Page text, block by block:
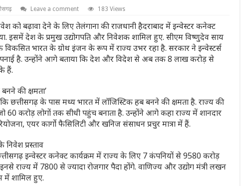
Leave a comment 183 Views
को बढ़ावा देने के लिए तेलंगाना की राजधानी हैदराबाद में इन्वेस्टर कनेक्ट
इसमें देश के प्रमुख उद्योगपति और निवेशक शामिल हुए. सीएम विष्णुदेव साय
भारत के ग्रोथ इंजन के रूप में राज्य उभर रहा है. सरकार ने इन्वेस्टर्स
है. उन्होंने आगे बताया कि देश और विदेश से अब तक 8 लाख करोड़ से
हैं.
की क्षमता’
छत्तीसगढ़ के पास मध्य भारत में लॉजिस्टिक हब बनने की क्षमता है. राज्य की
60 करोड़ लोगों तक सीधी पहुंच बनाता है. उन्होंने आगे कहा राज्य में शानदार
एयर कार्गो फैसिलिटी और खनिज संसाधन प्रचुर मात्रा में हैं.
प्रस्ताव
इन्वेस्टर कनेक्ट कार्यक्रम में राज्य के लिए 7 कंपनियों से 9580 करोड़
राज्य में 7800 से ज्यादा रोजगार पैदा होंगे. वाणिज्य और उद्योग मंत्री लखन
में शामिल हुए.